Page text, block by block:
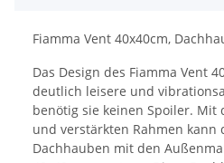
Fiamma Vent 40x40cm,
Das Design des Fiamma Vent
deutlich leisere und
benötig sie keinen Spoiler. Mit
und verstärkten Rahmen kann
Dachhauben mit den